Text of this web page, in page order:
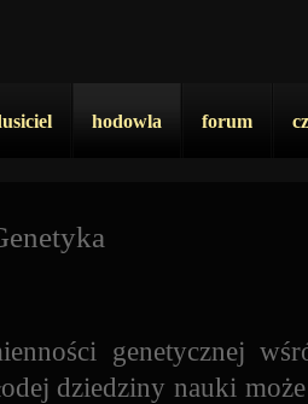
hodowla forum
genetycznej
dziedziny nauki